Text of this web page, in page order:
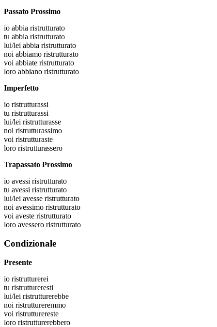
Passato Prossimo
io abbia ristrutturato
tu abbia ristrutturato
lui/lei abbia ristrutturato
noi abbiamo ristrutturato
voi abbiate ristrutturato
loro abbiano ristrutturato
Imperfetto
io ristrutturassi
tu ristrutturassi
lui/lei ristrutturasse
noi ristrutturassimo
voi ristrutturaste
loro ristrutturassero
Trapassato Prossimo
io avessi ristrutturato
tu avessi ristrutturato
lui/lei avesse ristrutturato
noi avessimo ristrutturato
voi aveste ristrutturato
loro avessero ristrutturato
Condizionale
Presente
io ristrutturerei
tu ristruttureresti
lui/lei ristrutturerebbe
noi ristruttureremmo
voi ristrutturereste
loro ristrutturerebbero